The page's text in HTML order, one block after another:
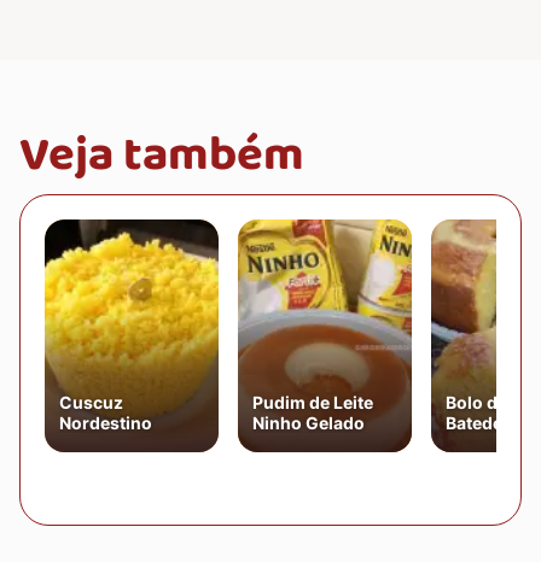
Veja também
Cuscuz
Nordestino
Pudim de Leite
Ninho Gelado
Bolo de
Batedeira